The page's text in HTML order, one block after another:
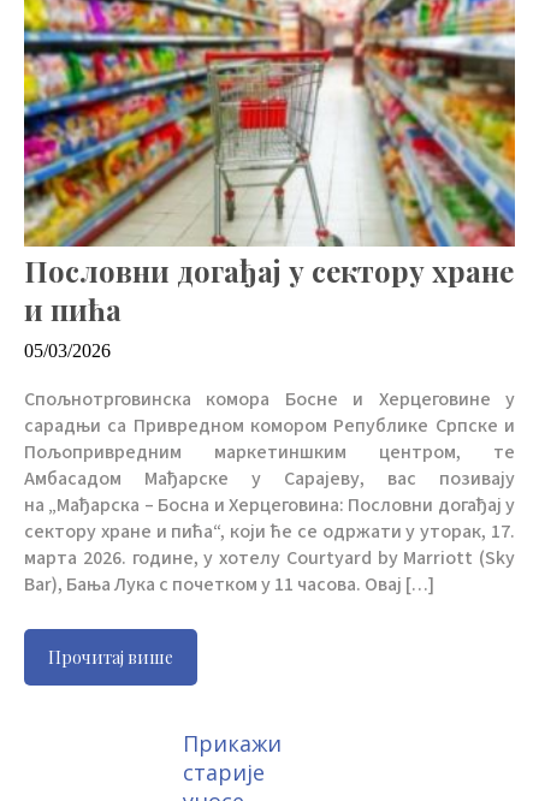
Пословни догађај у сектору хране
и пића
05/03/2026
Спољнотрговинска комора Босне и Херцеговине у
сарадњи са Привредном комором Републике Српске и
Пољопривредним маркетиншким центром, те
Амбасадом Мађарске у Сарајеву, вас позивају
на „Мађарска – Босна и Херцеговина: Пословни догађај у
сектору хране и пића“, који ће се одржати у уторак, 17.
марта 2026. године, у хотелу Courtyard by Marriott (Sky
Bar), Бања Лука с почетком у 11 часова. Овај […]
Прочитај више
Прикажи
старије